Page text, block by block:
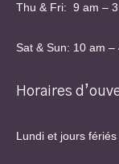
Thu & Fri: 9 am –
Sat & Sun: 10 am –
Horaires
Lundi et jours